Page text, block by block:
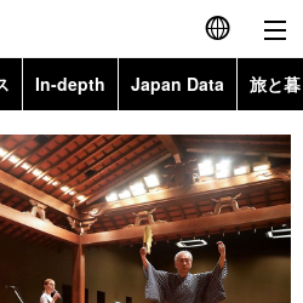
English
简体字
繁體字
Français
In-depth Japan Data 旅と
Topics
Images
People